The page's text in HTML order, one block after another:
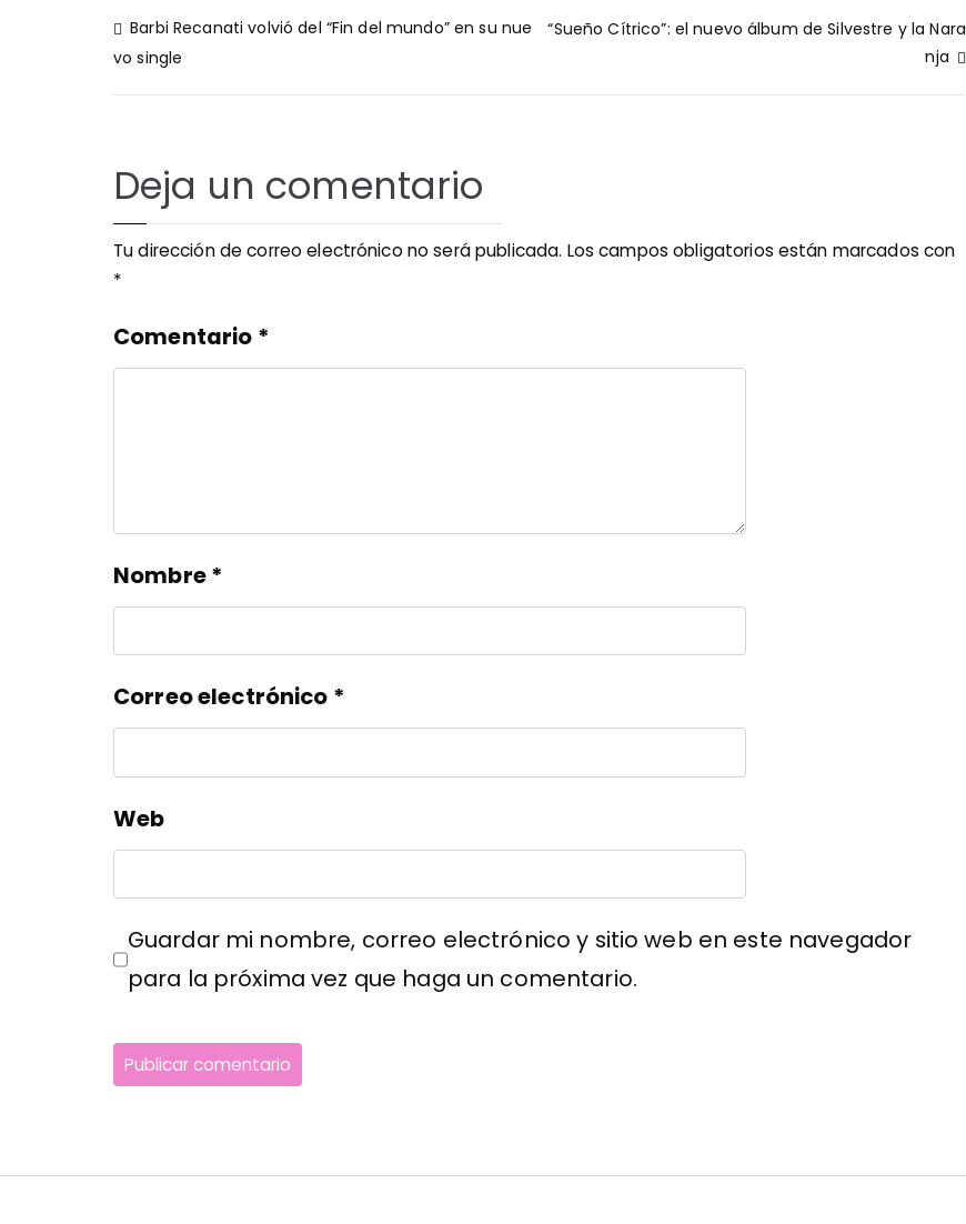
Navegación
de
Barbi Recanati volvió del “Fin del mundo” en su nue
vo single
“Sueño Cítrico”: el nuevo álbum de Silvestre y la Nara
nja
Deja un comentario
Tu dirección de correo electrónico no será publicada. Los campos obligatorios están marcados con
*
Comentario *
Nombre*
Correo electrónico *
Web
Guardar mi nombre, correo electrónico y sitio web en este navegador
para la próxima vez que haga un comentario.